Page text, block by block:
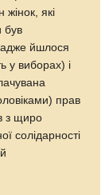
які
був
адже йшлося
у виборах) і
прав
з щиро
солідарності